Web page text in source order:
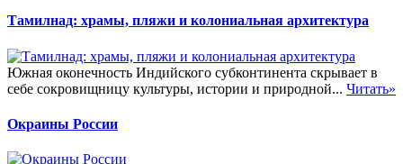
Тамилнад: храмы, пляжи и колониальная архитектура
Южная оконечность Индийского субконтинента скрывает в
себе сокровищницу культуры, истории и природной... Читать»
Окраины России